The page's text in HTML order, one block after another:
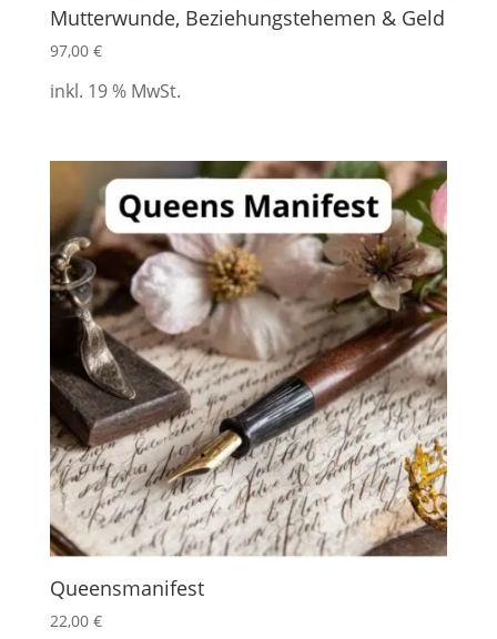
Mutterwunde, Beziehungstehemen & Geld
97,00 €
inkl. 19 % MwSt.
Queensmanifest
22,00 €